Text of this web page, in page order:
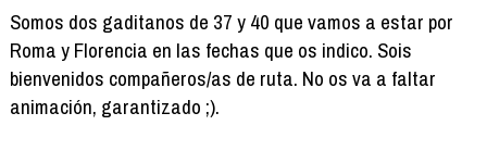
Somos dos gaditanos de 37 y 40 que vamos a estar por
Roma y Florencia en las fechas que os indico. Sois
bienvenidos compañeros/as de ruta. No os va a faltar
animación, garantizado ;).